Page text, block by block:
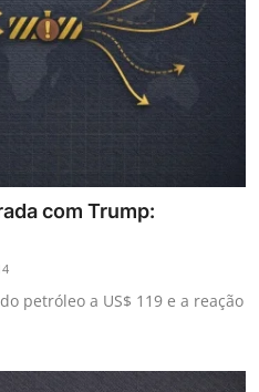
com Trump:
petróleo a US$ 119 e a reação